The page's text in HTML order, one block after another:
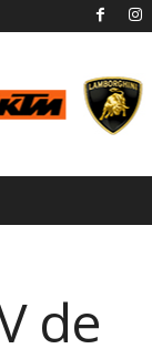
de